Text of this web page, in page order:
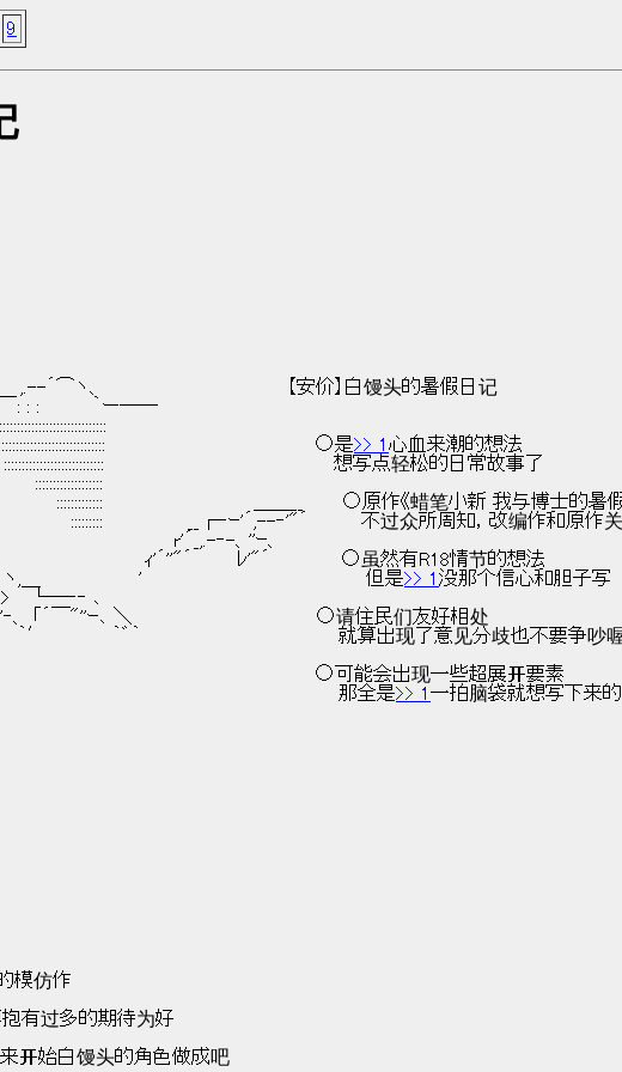
9
　,.--´⌒ヽ、　　　　　　　　　　　　　　【安价】白馒头的暑假日记
￣: : :　　　　｀ー――
　　　　　　　　　　　　　　　　○是>> 1 心血来潮的想法
　　　　　　　　　　　　　　　　 　想写点轻松的日常故事了
　 :::::::::::::::::::
　　　　:::::::::::::　　　　　　　　　　　 ＿＿__　　　○原作《蜡笔小新 我与博士的暑
　　　　　　:::::::::　　　　　　 __┌‐ｰ'´,--‐'"´　　　　不过众所周知，改编作和原作
　　　　　　　　　　　 r'´_,.-‐-、''ｰ、
　　　　　　　　　　　ｨ'´''"´ 　 　 ﾚ'"´　　　　　 ○虽然有R18情节的想法
　　　　　　 　'　　　　　　　　　　　　　　　　　但是>> 1 没那个信心和胆子写
,> 　└―‐‐ ､
´￣"''ｰ､ ＼　　　　　　　　　　　　　　○请住民们友好相处
　　　｀゛｀　　　　　　　　　　　　　　　就算出现了意见分歧也不要争吵
　　　　　　　　　　　　　　　　　　 ○可能会出现一些超展开要素
　　　　　　　　　　　　　　　那全是>> 1 一拍脑袋就想写下来
模仿作
有过多的期待为好
开始白馒头的角色做成吧